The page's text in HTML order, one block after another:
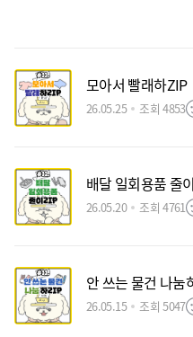
모아서 빨래하ZIP
26.05.25 조회 4853
배달 일회용품 줄
26.05.20 조회 4761
안 쓰는 물건 나눔
26.05.15 조회 5047